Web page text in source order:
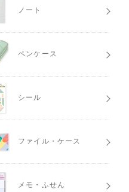
ノート
ペンケース
シール
ファイル・ケース
メモ・ふせん